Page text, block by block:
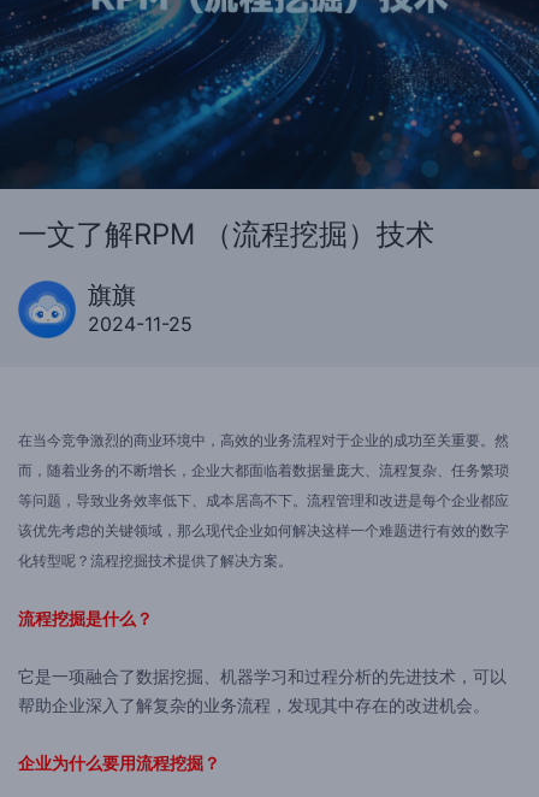
一文了解RPM （流程挖掘）技术
旗旗
2024-11-25
在当今竞争激烈的商业环境中，高效的业务流程对于企业的成功至关重要。然
而，随着业务的不断增长，企业大都面临着数据量庞大、流程复杂、任务繁琐
等问题，导致业务效率低下、成本居高不下。流程管理和改进是每个企业都应
该优先考虑的关键领域，那么现代企业如何解决这样一个难题进行有效的数字
化转型呢？流程挖掘技术提供了解决方案。
流程挖掘是什么？
它是一项融合了数据挖掘、机器学习和过程分析的先进技术，可以
帮助企业深入了解复杂的业务流程，发现其中存在的改进机会。
企业为什么要用流程挖掘？